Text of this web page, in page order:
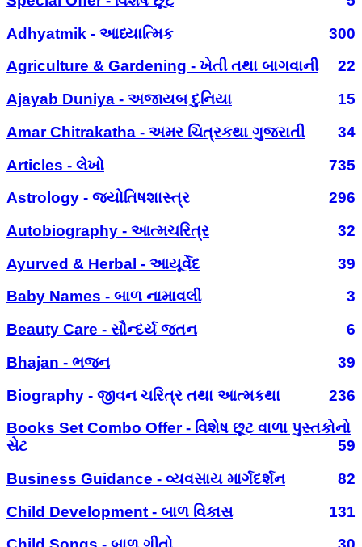
Adhyatmik - આધ્યાત્મિક
300
Agriculture & Gardening - ખેતી તથા બાગવાની
22
Ajayab Duniya - અજાયબ દુનિયા
15
Amar Chitrakatha - અમર ચિત્રકથા ગુજરાતી
34
Articles - લેખો
735
Astrology - જ્યોતિષશાસ્ત્ર
296
Autobiography - આત્મચરિત્ર
32
Ayurved & Herbal - આયૂર્વેદ
39
Baby Names - બાળ નામાવલી
3
Beauty Care - સૌન્દર્ય જતન
6
Bhajan - ભજન
39
Biography - જીવન ચરિત્ર તથા આત્મકથા
236
Books Set Combo Offer - વિશેષ છૂટ વાળા પુસ્તકોનો
સેટ
59
Business Guidance - વ્યવસાય માર્ગદર્શન
82
Child Development - બાળ વિકાસ
131